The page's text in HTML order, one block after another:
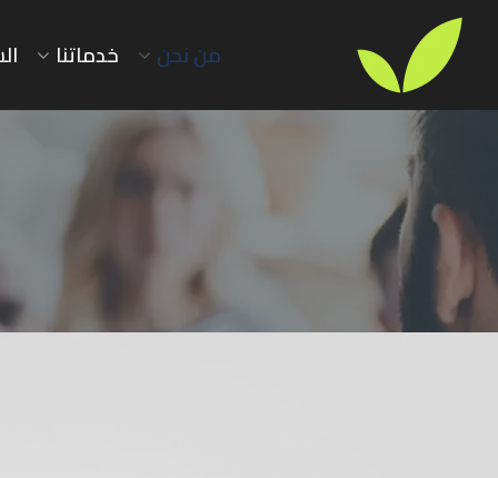
من نحن خدماتنا